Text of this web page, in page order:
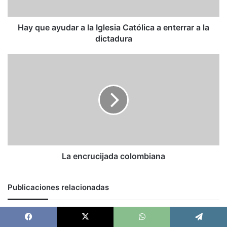
enterrar
Hay que ayudar a la Iglesia Católica a enterrar a la
dictadura
La encrucijada colombiana
Publicaciones relacionadas
Hace 1 día